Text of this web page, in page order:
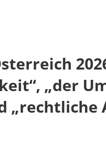
„der
„rechtliche